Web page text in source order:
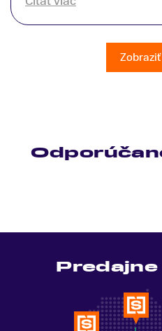
Ešte raz ďakujem.